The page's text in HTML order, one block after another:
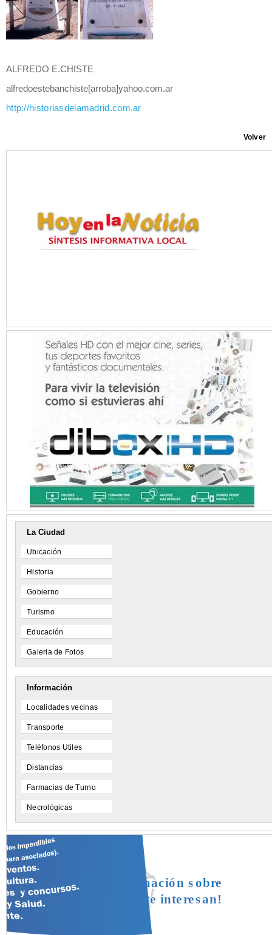
ALFREDO E.CHISTE
alfredoestebanchiste[arroba]yahoo.com.ar
http://historiasdelamadrid.com.ar
Volver
La Ciudad
Ubicación
Historia
Gobierno
Turismo
Educación
Galeria de Fotos
Información
Localidades vecinas
Transporte
Teléfonos Utiles
Distancias
Farmacias de Turno
Necrológicas